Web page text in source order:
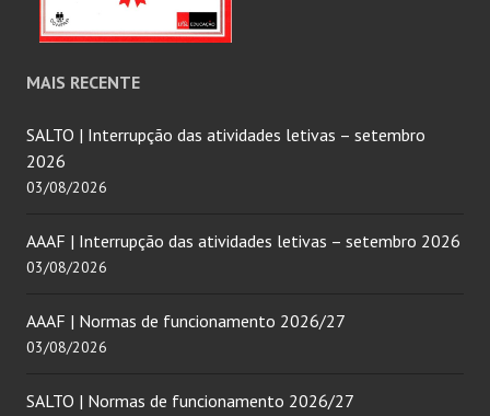
MAIS RECENTE
SALTO | Interrupção das atividades letivas – setembro
2026
03/08/2026
AAAF | Interrupção das atividades letivas – setembro 2026
03/08/2026
AAAF | Normas de funcionamento 2026/27
03/08/2026
SALTO | Normas de funcionamento 2026/27